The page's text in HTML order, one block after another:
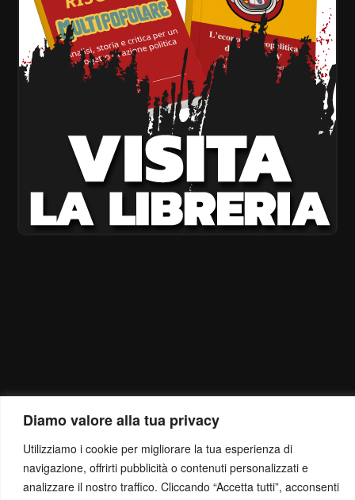
Diamo valore alla tua privacy
Utilizziamo i cookie per migliorare la tua esperienza di
navigazione, offrirti pubblicità o contenuti personalizzati e
analizzare il nostro traffico. Cliccando “Accetta tutti”, acconsenti